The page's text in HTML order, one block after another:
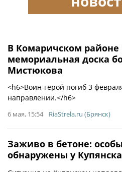
В Комаричском районе
мемориальная доска
Мистюкова
<h6>Воин-герой погиб 3
направлении.</h6>
6 мая, 15:54 RiaStrela.ru (Брянск)
Заживо в бетоне:
обнаружены у